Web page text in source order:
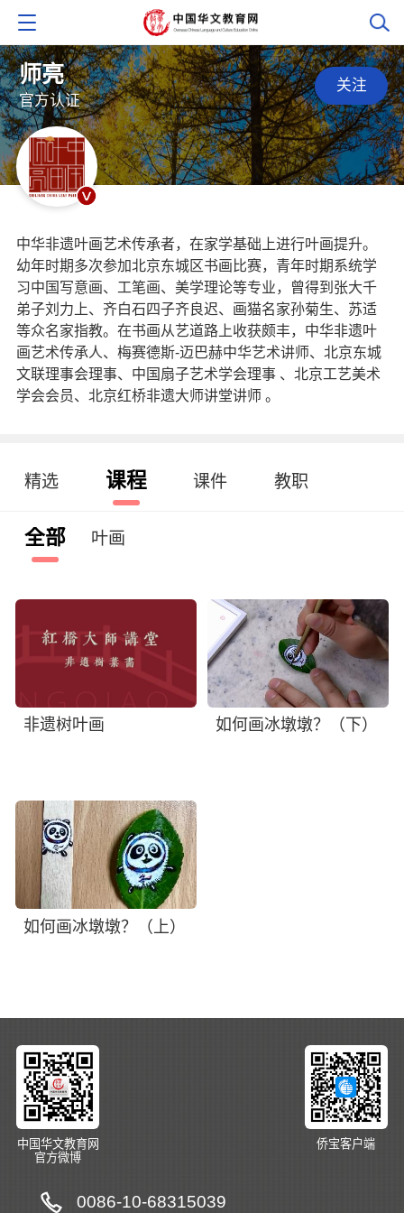
师亮
官方认证
中华非遗叶画艺术传承者，在家学基础上进行叶画提升。
幼年时期多次参加北京东城区书画比赛，青年时期系统学
习中国写意画、工笔画、美学理论等专业，曾得到张大千
弟子刘力上、齐白石四子齐良迟、画猫名家孙菊生、苏适
等众名家指教。在书画从艺道路上收获颇丰，中华非遗叶
画艺术传承人、梅赛德斯-迈巴赫中华艺术讲师、北京东城
文联理事会理事、中国扇子艺术学会理事 、北京工艺美术
学会会员、北京红桥非遗大师讲堂讲师 。
关注
精选 课程 课件 教职
全部 叶画
非遗树叶画 如何画冰墩墩？（下）
如何画冰墩墩？（上）
中国华文教育网
官方微博
侨宝客户端
0086-10-68315039